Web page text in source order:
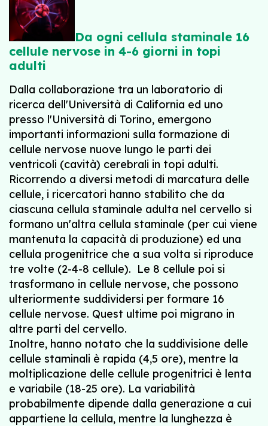
Da ogni cellula staminale 16
cellule nervose in 4-6 giorni in topi
adulti
Dalla collaborazione tra un laboratorio di
ricerca dell'Università di California ed uno
presso l'Università di Torino, emergono
importanti informazioni sulla formazione di
cellule nervose nuove lungo le parti dei
ventricoli (cavità) cerebrali in topi adulti.
Ricorrendo a diversi metodi di marcatura delle
cellule, i ricercatori hanno stabilito che da
ciascuna cellula staminale adulta nel cervello si
formano un'altra cellula staminale (per cui viene
mantenuta la capacità di produzione) ed una
cellula progenitrice che a sua volta si riproduce
tre volte (2-4-8 cellule). Le 8 cellule poi si
trasformano in cellule nervose, che possono
ulteriormente suddividersi per formare 16
cellule nervose. Quest ultime poi migrano in
altre parti del cervello.
Inoltre, hanno notato che la suddivisione delle
cellule staminali è rapida (4,5 ore), mentre la
moltiplicazione delle cellule progenitrici è lenta
e variabile (18-25 ore). La variabilità
probabilmente dipende dalla generazione a cui
appartiene la cellula, mentre la lunghezza è